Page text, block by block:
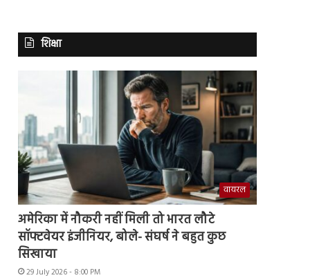
शिक्षा
वायरल
अमेरिका में नौकरी नहीं मिली तो भारत लौटे
सॉफ्टवेयर इंजीनियर, बोले- संघर्ष ने बहुत कुछ
सिखाया
29 July 2026 - 8:00 PM